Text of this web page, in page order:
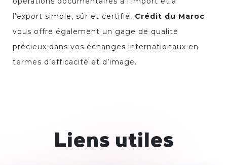
l’export simple, sûr et certifié, Crédit du Maroc
vous offre également un gage de qualité
précieux dans vos échanges internationaux en
termes d’efficacité et d’image.
Liens utiles